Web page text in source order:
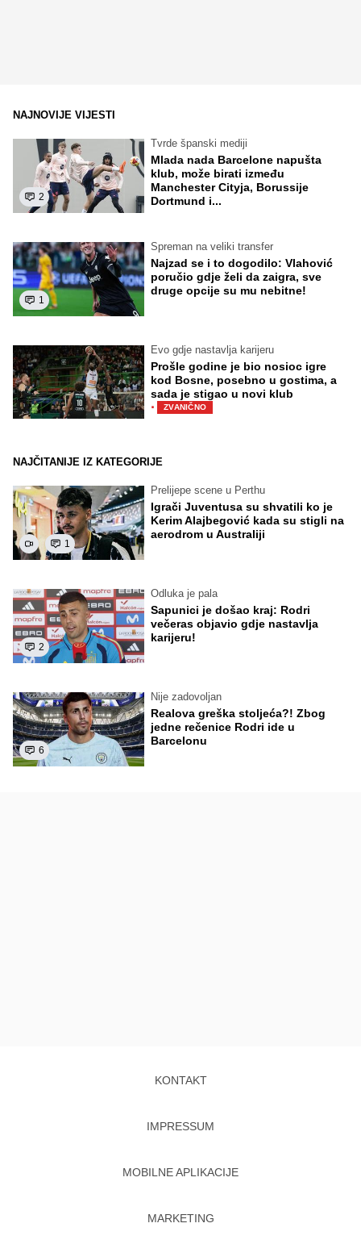
NAJNOVIJE VIJESTI
2
Tvrde španski mediji
Mlada nada Barcelone napušta
klub, može birati između
Manchester Cityja, Borussije
Dortmund i...
1
Spreman na veliki transfer
Najzad se i to dogodilo: Vlahović
poručio gdje želi da zaigra, sve
druge opcije su mu nebitne!
Evo gdje nastavlja karijeru
Prošle godine je bio nosioc igre
kod Bosne, posebno u gostima, a
sada je stigao u novi klub
· ZVANIČNO
NAJČITANIJE IZ KATEGORIJE
1
Prelijepe scene u Perthu
Igrači Juventusa su shvatili ko je
Kerim Alajbegović kada su stigli na
aerodrom u Australiji
2
Odluka je pala
Sapunici je došao kraj: Rodri
večeras objavio gdje nastavlja
karijeru!
6
Nije zadovoljan
Realova greška stoljeća?! Zbog
jedne rečenice Rodri ide u
Barcelonu
KONTAKT
IMPRESSUM
MOBILNE APLIKACIJE
MARKETING